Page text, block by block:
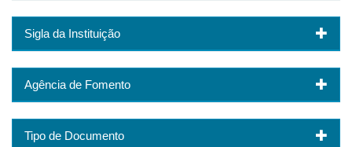
Sigla da Instituição
Agência de Fomento
Tipo de Documento